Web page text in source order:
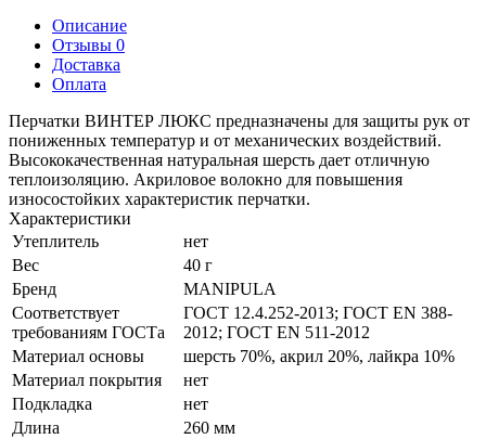
Описание
Отзывы 0
Доставка
Оплата
Перчатки ВИНТЕР ЛЮКС предназначены для защиты рук от
пониженных температур и от механических воздействий.
Высококачественная натуральная шерсть дает отличную
теплоизоляцию. Акриловое волокно для повышения
износостойких характеристик перчатки.
Характеристики
Утеплитель
нет
Вес
40 г
Бренд
MANIPULA
Соответствует
требованиям ГОСТа
ГОСТ 12.4.252-2013; ГОСТ ЕN 388-
2012; ГОСТ EN 511-2012
Материал основы
шерсть 70%, акрил 20%, лайкра 10%
Материал покрытия
нет
Подкладка
нет
Длина
260 мм